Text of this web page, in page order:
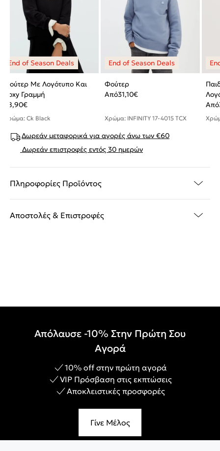
Φούτερ Με Λογότυπο Και
Boxy Γραμμή
38,90€
Χρώμα: Ck Black
Φούτερ
Από31,10€
Χρώμα: INFINITY 17-4015 TCX
Από
Δωρεάν μεταφορικά για αγορές άνω των €60
Δωρεάν επιστροφές εντός 30 ημερών
Πληροφορίες Προϊόντος
Αποστολές & Επιστροφές
Απόλαυσε -10% Στην Πρώτη Σου
Αγορά
10% off στην πρώτη αγορά
VIP Πρόσβαση στις εκπτώσεις
Αποκλειστικές προσφορές
Γίνε Μέλος